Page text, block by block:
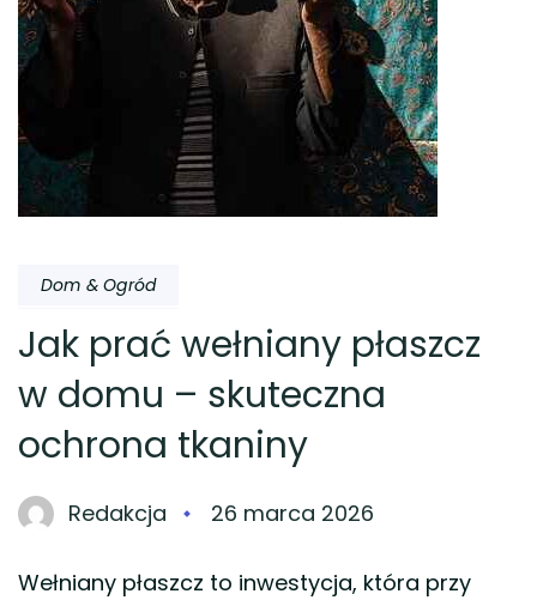
Dom & Ogród
Jak prać wełniany płaszcz
w domu – skuteczna
ochrona tkaniny
Redakcja 26 marca 2026
Wełniany płaszcz to inwestycja, która przy